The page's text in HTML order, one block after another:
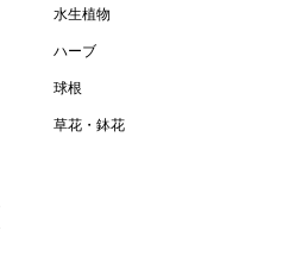
水生植物
ハーブ
球根
草花・鉢花